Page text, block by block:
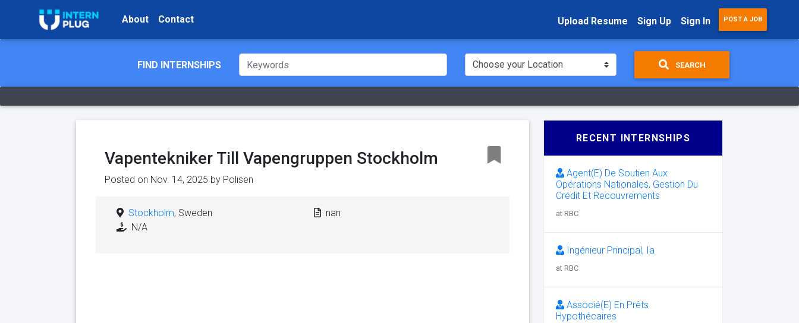
About Contact Upload Resume Sign Up Sign In POST A JOB
FIND INTERNSHIPS SEARCH
Vapentekniker Till Vapengruppen Stockholm
Posted on Nov. 14, 2025 by Polisen
Stockholm, Sweden
N/A
nan
RECENT INTERNSHIPS
Agent(E) De Soutien Aux
Opérations Nationales, Gestion Du
Crédit Et Recouvrements
at RBC
Ingénieur Principal, Ia
at RBC
Associé(E) En Prêts
Hypothécaires